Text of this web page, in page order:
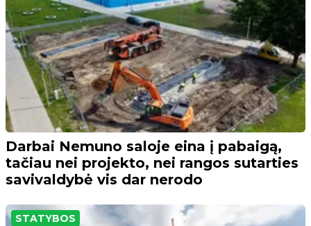
Darbai Nemuno saloje eina į pabaigą,
tačiau nei projekto, nei rangos sutarties
savivaldybė vis dar nerodo
STATYBOS